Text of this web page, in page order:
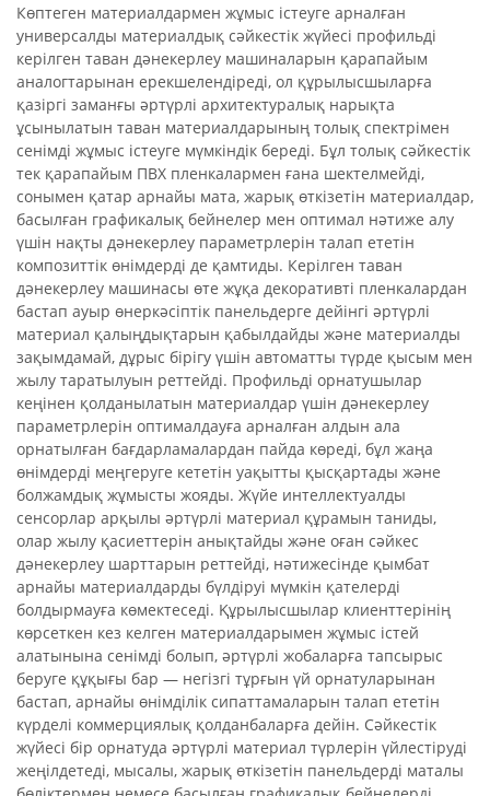
Көптеген материалдармен жұмыс істеуге арналған
универсалды материалдық сәйкестік жүйесі профильді
керілген таван дәнекерлеу машиналарын қарапайым
аналогтарынан ерекшелендіреді, ол құрылысшыларға
қазіргі заманғы әртүрлі архитектуралық нарықта
ұсынылатын таван материалдарының толық спектрімен
сенімді жұмыс істеуге мүмкіндік береді. Бұл толық сәйкестік
тек қарапайым ПВХ пленкалармен ғана шектелмейді,
сонымен қатар арнайы мата, жарық өткізетін материалдар,
басылған графикалық бейнелер мен оптимал нәтиже алу
үшін нақты дәнекерлеу параметрлерін талап ететін
композиттік өнімдерді де қамтиды. Керілген таван
дәнекерлеу машинасы өте жұқа декоративті пленкалардан
бастап ауыр өнеркәсіптік панельдерге дейінгі әртүрлі
материал қалыңдықтарын қабылдайды және материалды
зақымдамай, дұрыс бірігу үшін автоматты түрде қысым мен
жылу таратылуын реттейді. Профильді орнатушылар
кеңінен қолданылатын материалдар үшін дәнекерлеу
параметрлерін оптималдауға арналған алдын ала
орнатылған бағдарламалардан пайда көреді, бұл жаңа
өнімдерді меңгеруге кететін уақытты қысқартады және
болжамдық жұмысты жояды. Жүйе интеллектуалды
сенсорлар арқылы әртүрлі материал құрамын таниды,
олар жылу қасиеттерін анықтайды және оған сәйкес
дәнекерлеу шарттарын реттейді, нәтижесінде қымбат
арнайы материалдарды бүлдіруі мүмкін қателерді
болдырмауға көмектеседі. Құрылысшылар клиенттерінің
көрсеткен кез келген материалдарымен жұмыс істей
алатынына сенімді болып, әртүрлі жобаларға тапсырыс
беруге құқығы бар — негізгі тұрғын үй орнатуларынан
бастап, арнайы өнімділік сипаттамаларын талап ететін
күрделі коммерциялық қолданбаларға дейін. Сәйкестік
жүйесі бір орнатуда әртүрлі материал түрлерін үйлестіруді
жеңілдетеді, мысалы, жарық өткізетін панельдерді маталы